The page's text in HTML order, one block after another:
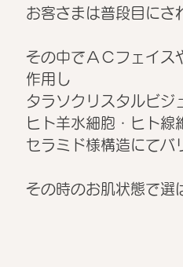
お客さまは普段目にさ
その中でＡＣフェイ
作用し
タラソクリスタルビ
ヒト羊水細胞・ヒト線
セラミド様構造にてバ
その時のお肌状態で選